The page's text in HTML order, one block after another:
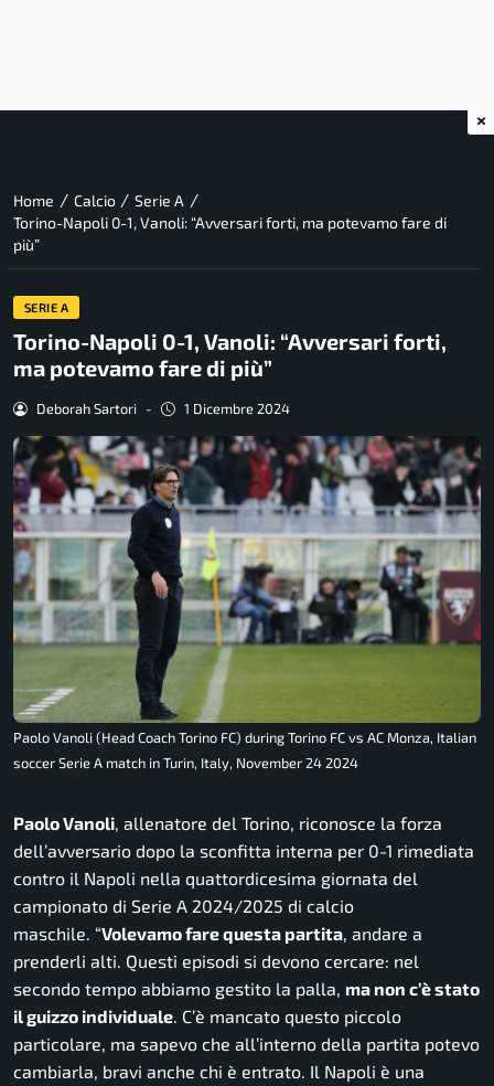
Home / Calcio / Serie A /
Torino-Napoli 0-1, Vanoli: “Avversari forti, ma potevamo fare di
più”
SERIE A
Torino-Napoli 0-1, Vanoli: “Avversari forti,
ma potevamo fare di più”
Deborah Sartori - 1 Dicembre 2024
Paolo Vanoli (Head Coach Torino FC) during Torino FC vs AC Monza, Italian
soccer Serie A match in Turin, Italy, November 24 2024
Paolo Vanoli, allenatore del Torino, riconosce la forza
dell’avversario dopo la sconfitta interna per 0-1 rimediata
contro il Napoli nella quattordicesima giornata del
campionato di Serie A 2024/2025 di calcio
maschile. “Volevamo fare questa partita, andare a
prenderli alti. Questi episodi si devono cercare: nel
secondo tempo abbiamo gestito la palla, ma non c’è stato
il guizzo individuale. C’è mancato questo piccolo
particolare, ma sapevo che all’interno della partita potevo
cambiarla, bravi anche chi è entrato. Il Napoli è una
×